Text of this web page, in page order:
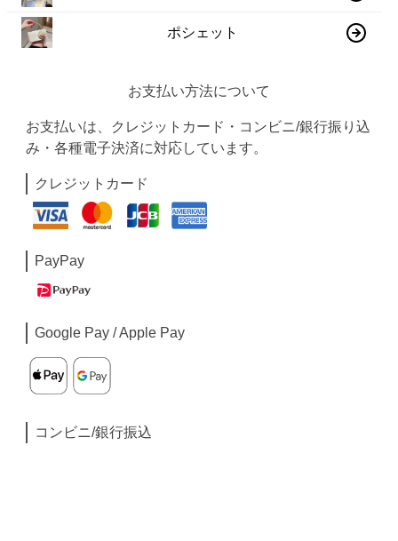
ポシェット
お支払い方法について
お支払いは、クレジットカード・コンビニ/銀行振り込
み・各種電子決済に対応しています。
クレジットカード
PayPay
Google Pay / Apple Pay
コンビニ/銀行振込